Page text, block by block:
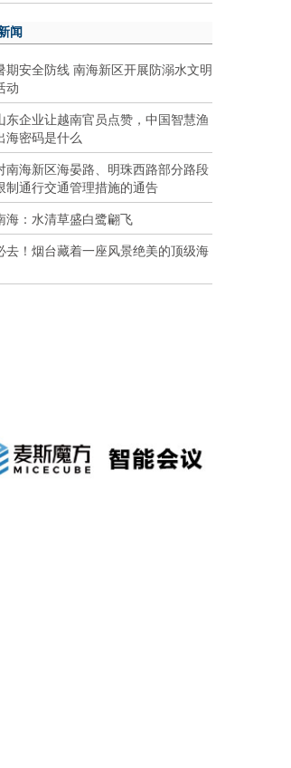
闻
期安全防线 南海新区开展防溺水文明
动
东企业让越南官员点赞，中国智慧渔
海密码是什么
南海新区海晏路、明珠西路部分路段
制通行交通管理措施的通告
海：水清草盛白鹭翩飞
去！烟台藏着一座风景绝美的顶级海